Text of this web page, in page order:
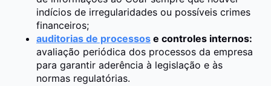
indícios de irregularidades ou possíveis crimes
financeiros;
auditorias de processos e controles internos:
avaliação periódica dos processos da empresa
para garantir aderência à legislação e às
normas regulatórias.